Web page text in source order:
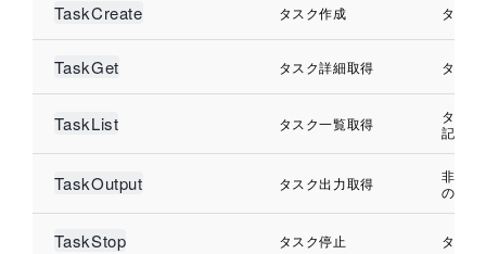
TaskCreate タスク作成 タス
TaskGet タスク詳細取得 タス
TaskList タスク一覧取得
タス
記録
TaskOutput タスク出力取得
非推
の記録
TaskStop タスク停止 タス